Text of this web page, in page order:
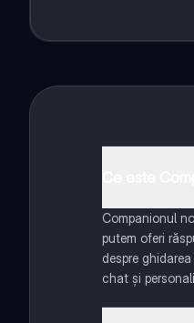
Companionul
putem oferi
despre
chat și